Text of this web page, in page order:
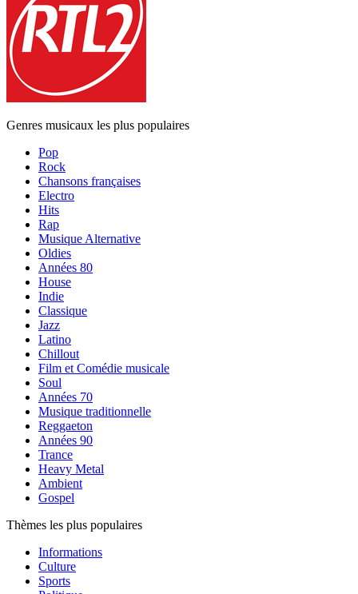
Genres musicaux les plus populaires
Pop
Rock
Chansons françaises
Electro
Hits
Rap
Musique Alternative
Oldies
Années 80
House
Indie
Classique
Jazz
Latino
Chillout
Film et Comédie musicale
Soul
Années 70
Musique traditionnelle
Reggaeton
Années 90
Trance
Heavy Metal
Ambient
Gospel
Thèmes les plus populaires
Informations
Culture
Sports